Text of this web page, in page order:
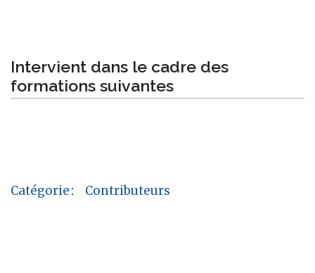
Intervient dans le cadre des
formations suivantes
Catégorie: Contributeurs